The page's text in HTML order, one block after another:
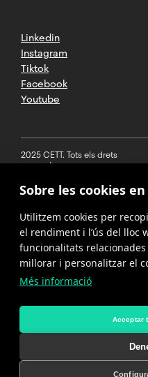
Linkedin
Instagram
Tiktok
Facebook
Youtube
2025 CETT. Tots els drets
reservats
Avís legal
Política de
privacitat
Cookies
Política del
Sobre les cookies
Utilitzem cookies per
el rendiment i l’ús del lloc
funcionalitats
millorar i personalitzar el
Més informació
Acceptar